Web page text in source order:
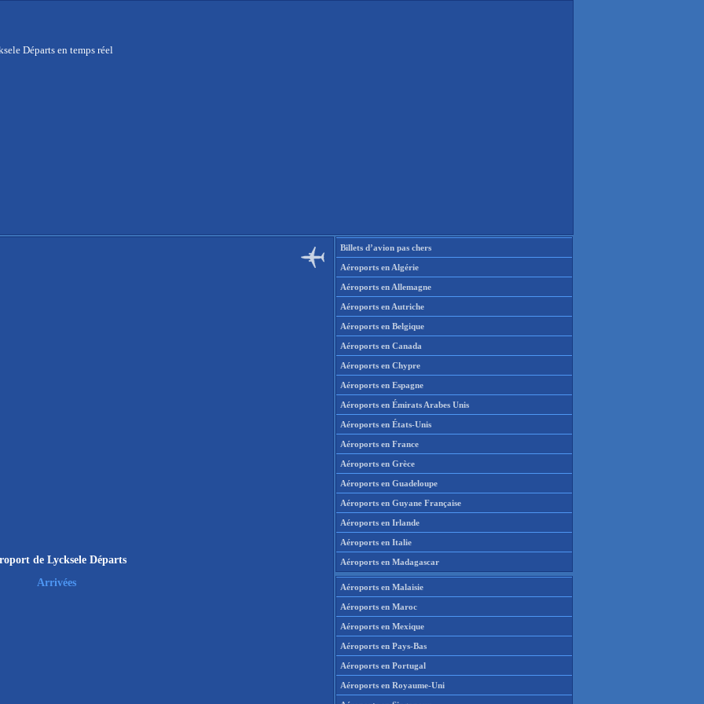
Départs en temps réel
de Lycksele Départs
Arrivées
Billets d’avion pas chers
Aéroports en Algérie
Aéroports en Allemagne
Aéroports en Autriche
Aéroports en Belgique
Aéroports en Canada
Aéroports en Chypre
Aéroports en Espagne
Aéroports en Émirats Arabes Unis
Aéroports en États-Unis
Aéroports en France
Aéroports en Grèce
Aéroports en Guadeloupe
Aéroports en Guyane Française
Aéroports en Irlande
Aéroports en Italie
Aéroports en Madagascar
Aéroports en Malaisie
Aéroports en Maroc
Aéroports en Mexique
Aéroports en Pays-Bas
Aéroports en Portugal
Aéroports en Royaume-Uni